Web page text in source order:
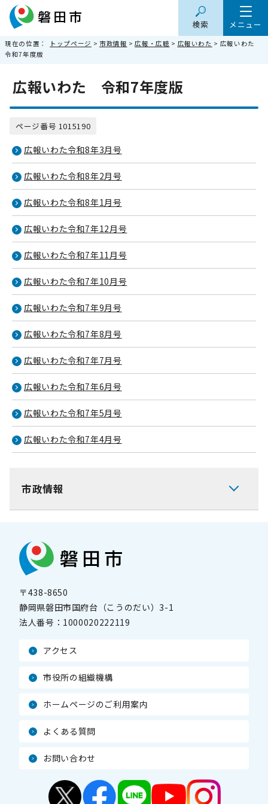
メニュー
検索
現在の位置： トップページ > 市政情報 >広報・広聴 > 広報いわた > 広報いわた
令和7年度版
広報いわた 令和7年度版
ページ番号 1015190
広報いわた令和8年3月号
広報いわた令和8年2月号
広報いわた令和8年1月号
広報いわた令和7年12月号
広報いわた令和7年11月号
広報いわた令和7年10月号
広報いわた令和7年9月号
広報いわた令和7年8月号
広報いわた令和7年7月号
広報いわた令和7年6月号
広報いわた令和7年5月号
広報いわた令和7年4月号
市政情報
〒438-8650
静岡県磐田市国府台（こうのだい）3-1
法人番号： 1000020222119
アクセス
市役所の組織機構
ホームページのご利用案内
よくある質問
お問い合わせ